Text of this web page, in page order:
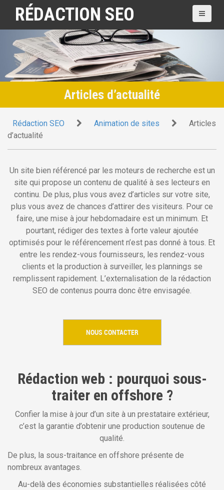
l
RÉDACTION SEO
Articles d’actualité
Rédaction SEO Animation de sites
Articles
d’actualité
Un site bien référencé par les moteurs de recherche est un
site qui propose un contenu de qualité à ses lecteurs en
continu. De plus, plus vous avez d’articles sur votre site,
plus vous avez de chances d’attirer des visiteurs. Pour ce
faire, une mise à jour hebdomadaire est un minimum. Et
pourtant, rédiger des textes à forte valeur ajoutée
optimisés pour le référencement n’est pas donné à tous. Et
entre les rendez-vous fournisseurs, les rendez-vous
clients et la production à surveiller, les plannings se
remplissent rapidement. L’externalisation de la rédaction
SEO de contenus pourra donc être envisagée.
NOUS CONTACTER
Rédaction web : pourquoi sous-
traiter en offshore ?
Confier la mise à jour d’un site à un prestataire extérieur,
c’est la garantie d’obtenir une production soutenue de
qualité.
De plus, la sous-traitance en offshore présente de
nombreux avantages.
Au-delà des économies substantielles réalisées côté